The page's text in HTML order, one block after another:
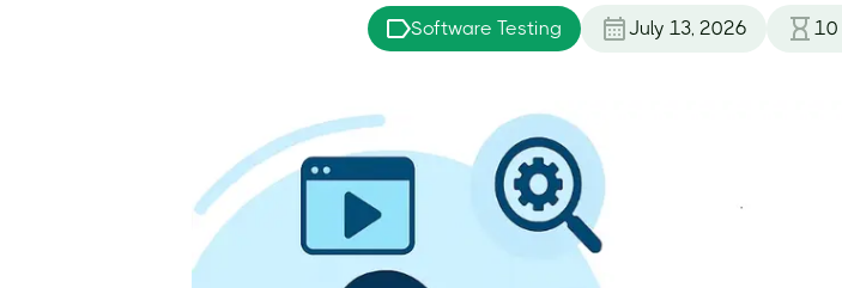
Software Testing July 13, 2026 10